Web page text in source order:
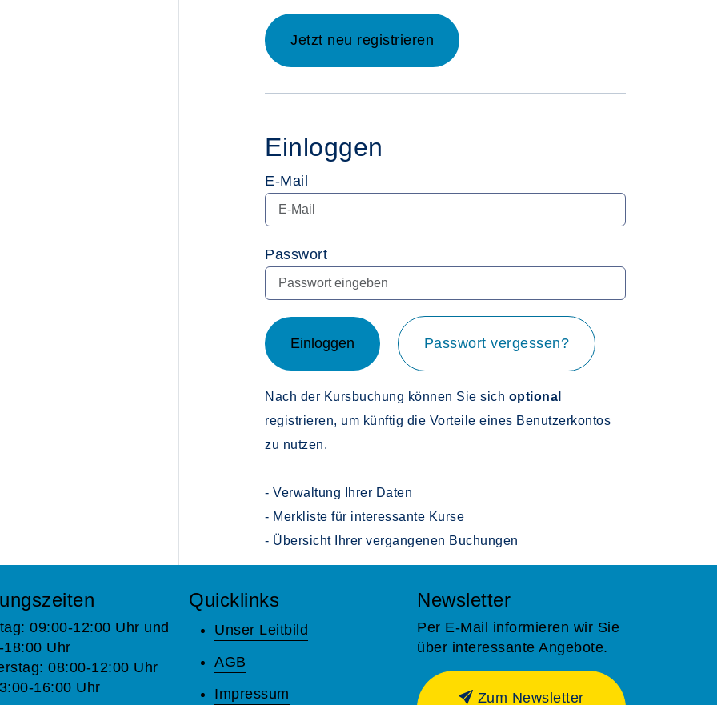
aufrufen und
Jetzt neu registrieren
Einloggen
E-Mail
Passwort
Einloggen Passwort vergessen?
Nach der Kursbuchung können Sie sich optional
registrieren, um künftig die Vorteile eines Benutzerkontos
zu nutzen.
- Verwaltung Ihrer Daten
- Merkliste für interessante Kurse
- Übersicht Ihrer vergangenen Buchungen
09:00-12:00 Uhr und
18:00 Uhr
08:00-12:00 Uhr
16:00 Uhr
Quicklinks
Unser Leitbild
AGB
Impressum
Newsletter
Per E-Mail informieren wir Sie
über interessante Angebote.
Zum Newsletter